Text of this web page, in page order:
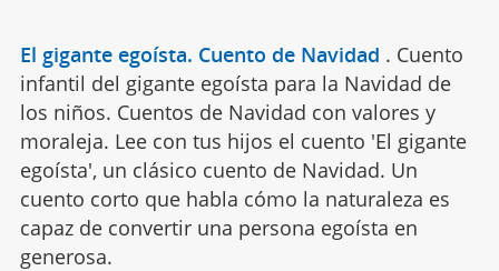
El gigante egoísta. Cuento de Navidad . Cuento
infantil del gigante egoísta para la Navidad de
los niños. Cuentos de Navidad con valores y
moraleja. Lee con tus hijos el cuento 'El gigante
egoísta', un clásico cuento de Navidad. Un
cuento corto que habla cómo la naturaleza es
capaz de convertir una persona egoísta en
generosa.